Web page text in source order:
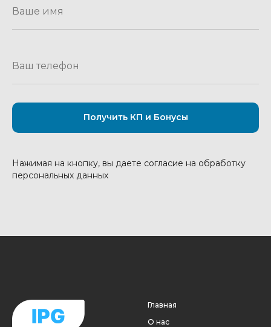
Получить КП и Бонусы
Нажимая на кнопку, вы даете согласие на обработку
персональных данных
Главная
О нас